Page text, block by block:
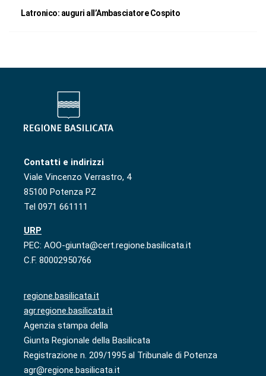
Latronico: auguri all’Ambasciatore Cospito
Contatti e indirizzi
Viale Vincenzo Verrastro, 4
85100 Potenza PZ
Tel 0971 661111
URP
PEC: AOO-giunta@cert.regione.basilicata.it
C.F. 80002950766
regione.basilicata.it
agr.regione.basilicata.it
Agenzia stampa della
Giunta Regionale della Basilicata
Registrazione n. 209/1995 al Tribunale di Potenza
agr@regione.basilicata.it